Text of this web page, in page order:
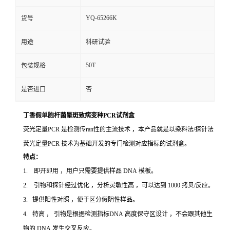
货号 YQ-65266K
用途 科研试验
包装规格 50T
是否进口 否
丁香假单胞杆菌晕斑致病变种PCR试剂盒
荧光定量PCR 是检测传ran性的主流技术 ，本产品就是以染料法/探针法
荧光定量PCR 技术为基础开发的专门检测对应指标的试剂盒。
特点：
1. 即开即用 ，用户只需要提供样品 DNA 模板。
2. 引物和探针经过优化 ，分析灵敏性高 ，可以达到 1000 拷贝/反应。
3. 提供阳性对照 ，便于区分假阴性样品。
4. 特高 ， 引物是根据检测指标DNA 高度保守区设计 ，不会跟其他生
物的 DNA 发生交叉反应。